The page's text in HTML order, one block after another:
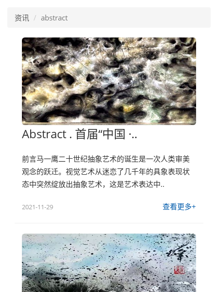
资讯 abstract
Abstract . 首届“中国 ·..
前言马一鹰二十世纪抽象艺术的诞生是一次人类审美
观念的跃迁。视觉艺术从迷恋了几千年的具象表现状
态中突然绽放出抽象艺术，这是艺术表达中..
2021-11-29 查看更多+